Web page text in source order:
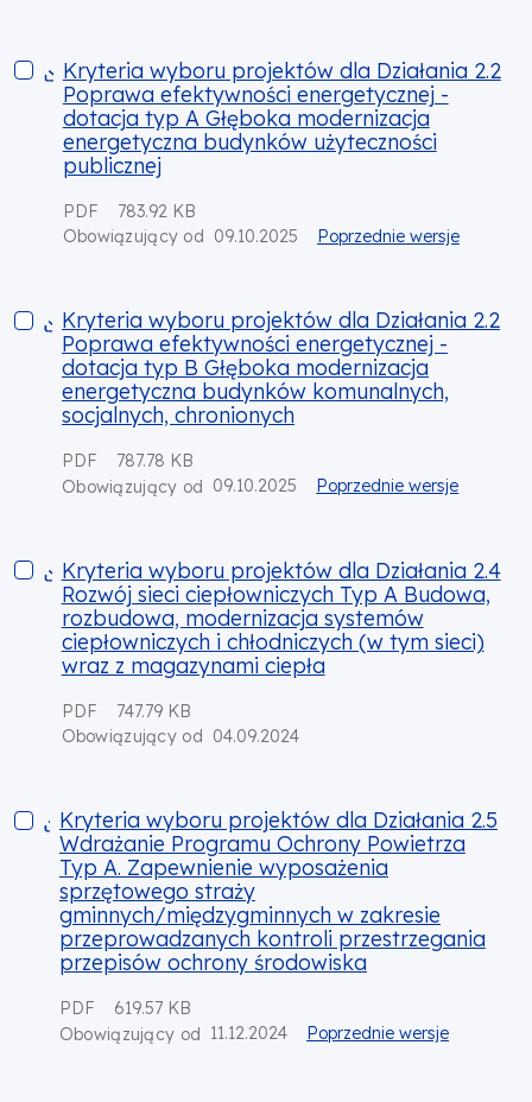
Kryteria wyboru projektów dla Działania 2.2 Poprawa
Kryteria wyboru projektów dla Działania 2.2
Poprawa efektywności energetycznej -
dotacja typ A Głęboka modernizacja
energetyczna budynków użyteczności
publicznej
PDF
783.92 KB
Obowiązujący od 09.10.2025 Poprzednie wersje
Kryteria wyboru projektów dla Działania 2.2 Poprawa
Kryteria wyboru projektów dla Działania 2.2
Poprawa efektywności energetycznej -
dotacja typ B Głęboka modernizacja
energetyczna budynków komunalnych,
socjalnych, chronionych
PDF
787.78 KB
Obowiązujący od 09.10.2025 Poprzednie wersje
Kryteria wyboru projektów dla Działania 2.4 Rozwój sieci
Kryteria wyboru projektów dla Działania 2.4
Rozwój sieci ciepłowniczych Typ A Budowa,
rozbudowa, modernizacja systemów
ciepłowniczych i chłodniczych (w tym sieci)
wraz z magazynami ciepła
PDF
747.79 KB
Obowiązujący od 04.09.2024
Kryteria wyboru projektów dla Działania 2.5 Wdrażanie
Kryteria wyboru projektów dla Działania 2.5
Wdrażanie Programu Ochrony Powietrza
Typ A. Zapewnienie wyposażenia
sprzętowego straży
gminnych/międzygminnych w zakresie
przeprowadzanych kontroli przestrzegania
przepisów ochrony środowiska
PDF
619.57 KB
Obowiązujący od 11.12.2024 Poprzednie wersje